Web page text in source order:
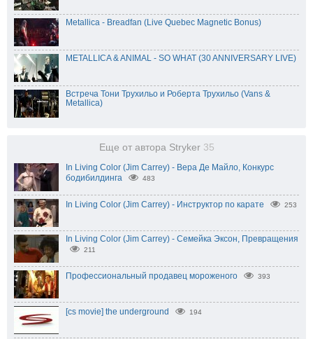
Metallica - Breadfan (Live Quebec Magnetic Bonus)
METALLICA & ANIMAL - SO WHAT (30 ANNIVERSARY LIVE)
Встреча Тони Трухильо и Роберта Трухильо (Vans &
Metallica)
Еще от автора Stryker 35
In Living Color (Jim Carrey) - Вера Де Майло, Конкурс
бодибилдинга
483
In Living Color (Jim Carrey) - Инструктор по карате 253
In Living Color (Jim Carrey) - Семейка Эксон, Превращения
211
Профессиональный продавец мороженого 393
[cs movie] the underground 194